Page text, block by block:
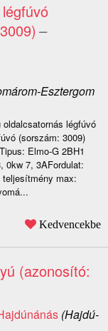
–
Esztergom
légfúvó
(sorszám: 3009)
Elmo-G 2BH1
0kw 7, 3AFordulat:
teljesítmény max:
Kedvencekbe
(azonosító:
(Hajdú-